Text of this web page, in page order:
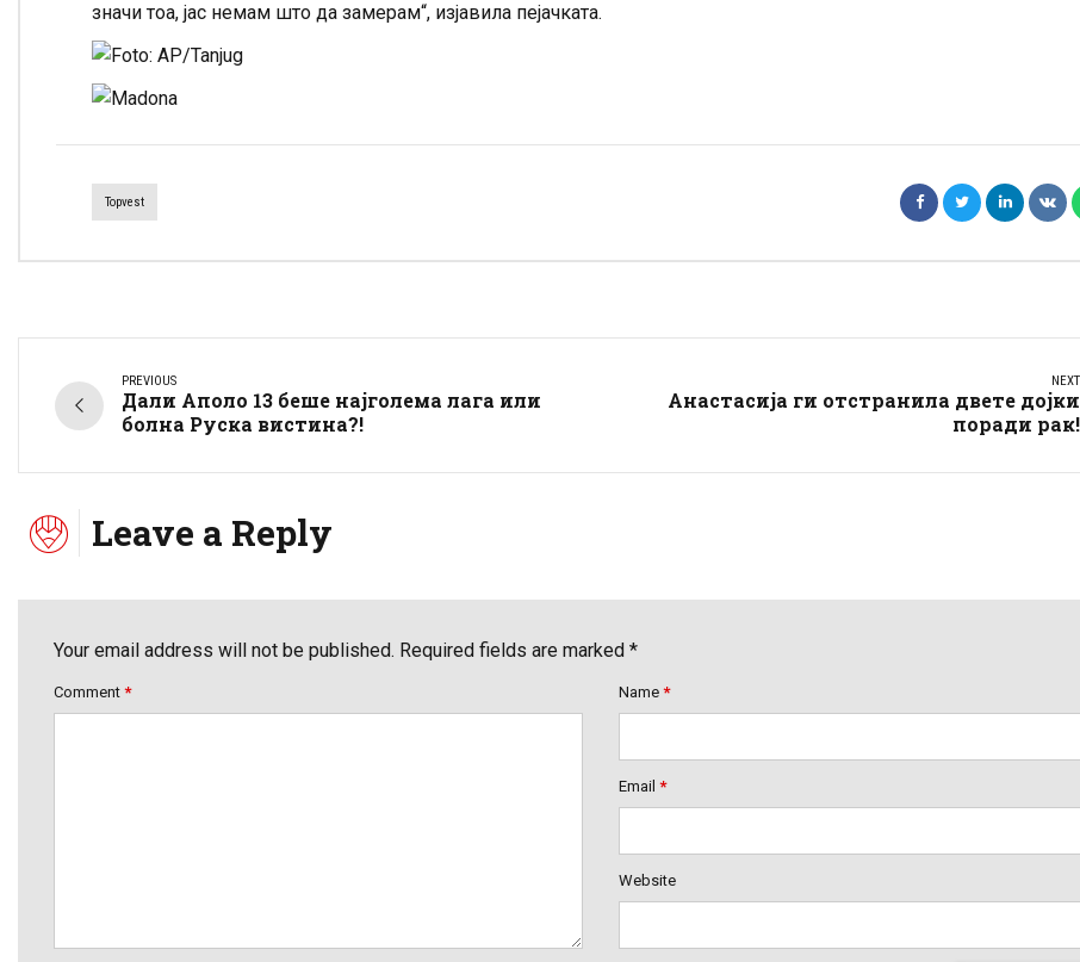
значи тоа, јас немам што да замерам“, изјавила пејачката.
Topvest
PREVIOUS
Дали Аполо 13 беше најголема лага или
болна Руска вистина?!
NEXT
Анастасија ги отстранила двете дојки
поради рак!
Leave a Reply
Your email address will not be published. Required fields are marked *
Comment * Name *
Email *
Website